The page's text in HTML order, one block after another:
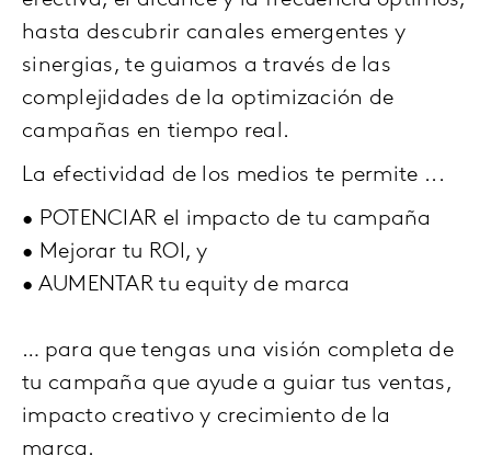
hasta descubrir canales emergentes y
sinergias, te guiamos a través de las
complejidades de la optimización de
campañas en tiempo real.
La efectividad de los medios te permite ...
• POTENCIAR el impacto de tu campaña
• Mejorar tu ROI, y
• AUMENTAR tu equity de marca
… para que tengas una visión completa de
tu campaña que ayude a guiar tus ventas,
impacto creativo y crecimiento de la
marca.